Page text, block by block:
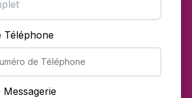
Téléphone
Messagerie